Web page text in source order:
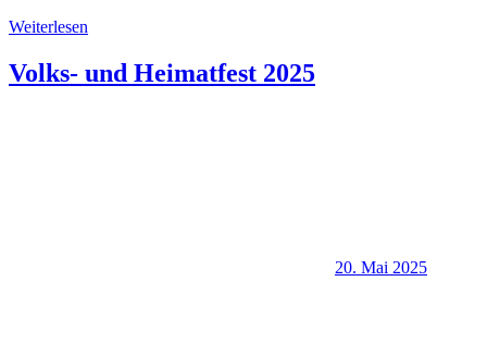
Weiterlesen
Volks- und Heimatfest 2025
20. Mai 2025